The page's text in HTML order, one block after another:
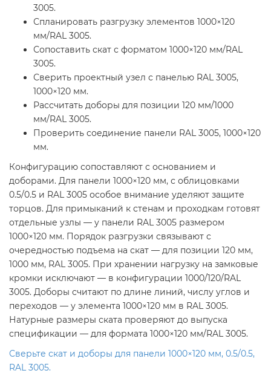
3005.
Спланировать разгрузку элементов 1000×120
мм/RAL 3005.
Сопоставить скат с форматом 1000×120 мм/RAL
3005.
Сверить проектный узел с панелью RAL 3005,
1000×120 мм.
Рассчитать доборы для позиции 120 мм/1000
мм/RAL 3005.
Проверить соединение панели RAL 3005, 1000×120
мм.
Конфигурацию сопоставляют с основанием и
доборами. Для панели 1000×120 мм, с облицовками
0.5/0.5 и RAL 3005 особое внимание уделяют защите
торцов. Для примыканий к стенам и проходкам готовят
отдельные узлы — у панели RAL 3005 размером
1000×120 мм. Порядок разгрузки связывают с
очередностью подъема на скат — для позиции 120 мм,
1000 мм, RAL 3005. При хранении нагрузку на замковые
кромки исключают — в конфигурации 1000/120/RAL
3005. Доборы считают по длине линий, числу углов и
переходов — у элемента 1000×120 мм в RAL 3005.
Натурные размеры ската проверяют до выпуска
спецификации — для формата 1000×120 мм/RAL 3005.
Сверьте скат и доборы для панели 1000×120 мм, 0.5/0.5,
RAL 3005.